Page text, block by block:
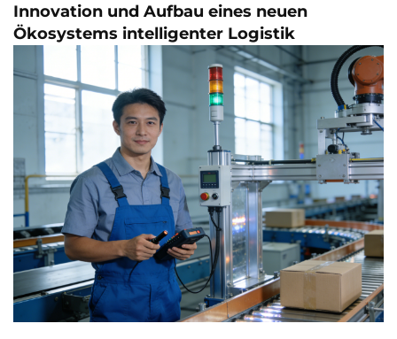
Innovation und Aufbau eines neuen
Ökosystems intelligenter Logistik